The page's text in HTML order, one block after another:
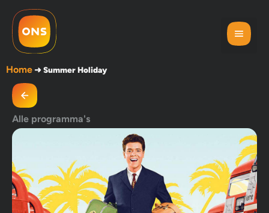
Home➜Summer Holiday
Alle programma's